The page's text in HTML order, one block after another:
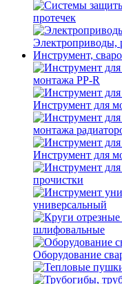
протечек
Электроприводы,
Инструмент,
монтажа PP-R
Инструмент для
монтажа
Инструмент для
прочистки
универсальный
шлифовальные
Оборудование